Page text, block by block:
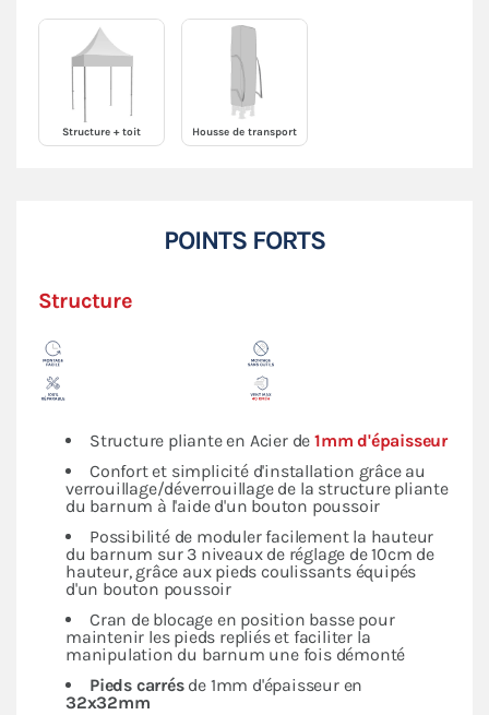
Structure + toit Housse de transport
POINTS FORTS
Structure
Structure pliante en Acier de 1mm d'épaisseur
Confort et simplicité d'installation grâce au
verrouillage/déverrouillage de la structure pliante
du barnum à l'aide d'un bouton poussoir
Possibilité de moduler facilement la hauteur
du barnum sur 3 niveaux de réglage de 10cm de
hauteur, grâce aux pieds coulissants équipés
d'un bouton poussoir
Cran de blocage en position basse pour
maintenir les pieds repliés et faciliter la
manipulation du barnum une fois démonté
Pieds carrésde 1mm d'épaisseur en
32x32mm